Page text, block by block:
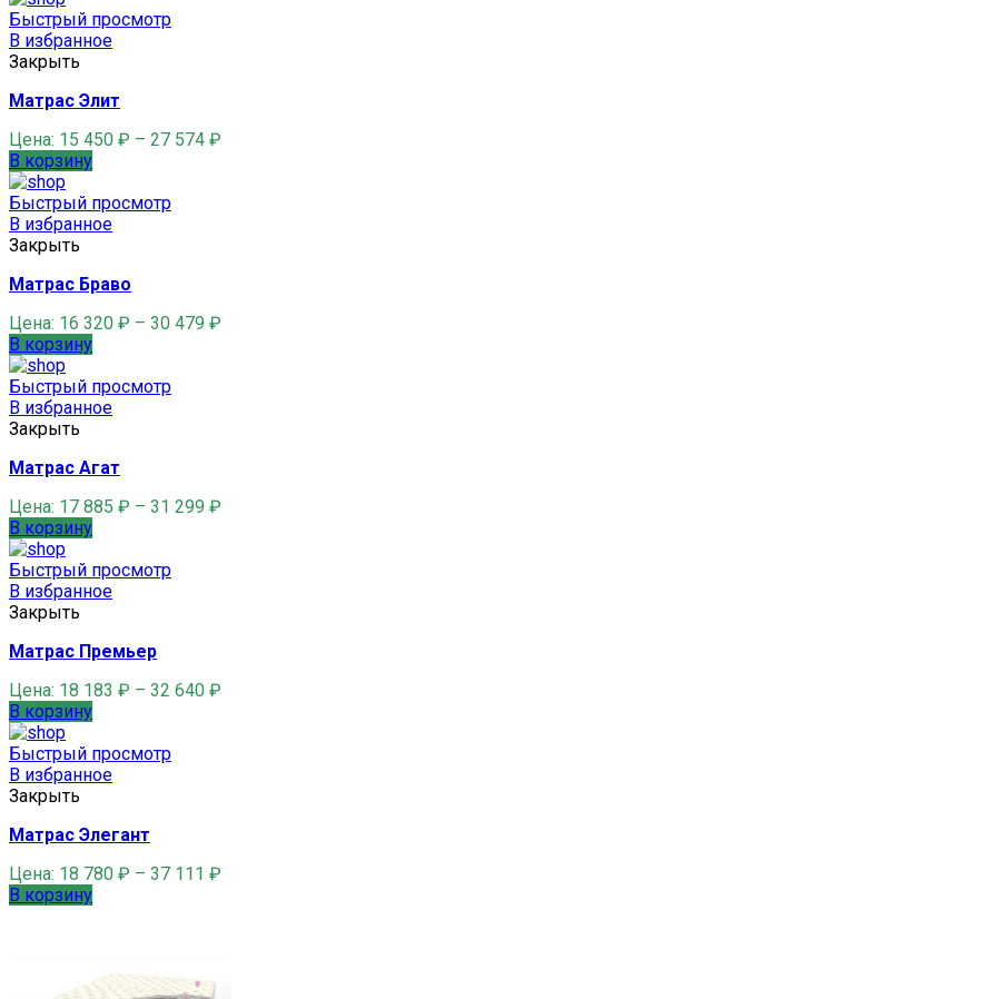
Быстрый просмотр
В избранное
Закрыть
Матрас Элит
Цена: 15 450 ₽ – 27 574 ₽
В корзину
Быстрый просмотр
В избранное
Закрыть
Матрас Браво
Цена: 16 320 ₽ – 30 479 ₽
В корзину
Быстрый просмотр
В избранное
Закрыть
Матрас Агат
Цена: 17 885 ₽ – 31 299 ₽
В корзину
Быстрый просмотр
В избранное
Закрыть
Матрас Премьер
Цена: 18 183 ₽ – 32 640 ₽
В корзину
Быстрый просмотр
В избранное
Закрыть
Матрас Элегант
Цена: 18 780 ₽ – 37 111 ₽
В корзину